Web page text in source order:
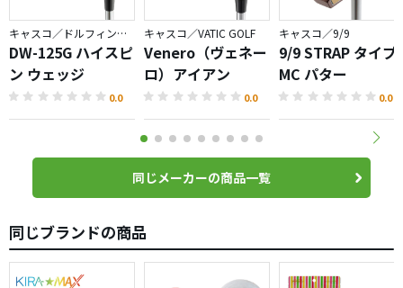
キャスコ／ドルフィンウェッジ
DW-125G ハイスピ
ン ウェッジ
0.0
キャスコ／VATIC GOLF
Venero（ヴェネー
ロ）アイアン
0.0
キャスコ／9/9
9/9 STRAP タイプ
MC パター
0.0
同じメーカーの商品一覧
同じブランドの商品